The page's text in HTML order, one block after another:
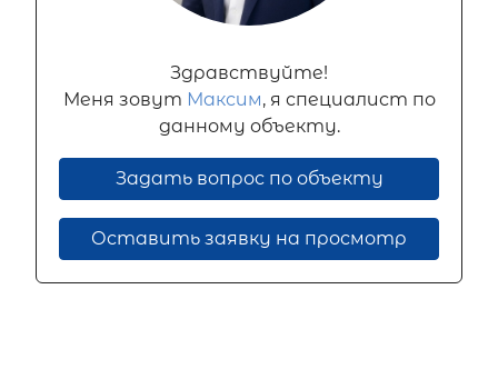
Здравствуйте!
Меня зовут Максим, я специалист по
данному объекту.
Задать вопрос по объекту
Оставить заявку на просмотр